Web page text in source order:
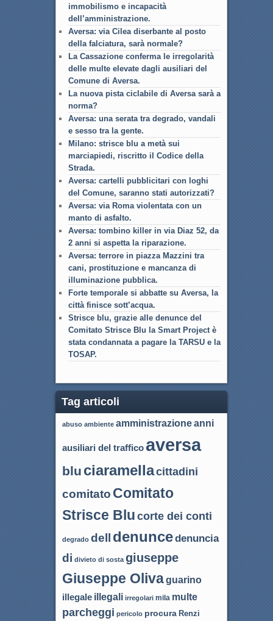
immobilismo e incapacità
dell’amministrazione.
Aversa: via Cilea diserbante al posto
della falciatura, sarà normale?
La Cassazione conferma le irregolarità
delle multe elevate dagli ausiliari del
Comune di Aversa.
La nuova pista ciclabile di Aversa sarà a
norma?
Aversa: una serata tra degrado, vandali
e sesso tra la gente.
Milano: strisce blu a metà sui
marciapiedi, riscritto il Codice della
Strada.
Aversa: cartelli pubblicitari con loghi
del Comune, saranno stati autorizzati?
Aversa: via Roma violentata con un
manto di asfalto.
Aversa: tombino killer in via Diaz 52, da
2 anni si aspetta la riparazione.
Aversa: terrore in piazza Mazzini tra
cani, prostituzione e mancanza di
illuminazione pubblica.
Forte temporale si abbatte su Aversa, la
città finisce sott’acqua.
Strisce blu, grazie alle denunce del
Comitato Strisce Blu la Smart Project è
stata condannata a pagare la TARSU e la
TOSAP.
Tag articoli
abuso ambiente amministrazioneanni
ausiliari del trafficoaversa
blu ciaramellacittadini
comitato Comitato
Strisce Blu corte dei conti
degrado dell denuncedenuncia
di divieto di sosta giuseppe
Giuseppe Olivaguarino
illegale illegali irregolari mila multe
parcheggi pericolo procura Renzi